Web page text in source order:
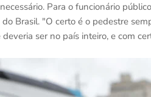
Para o funcionário
Brasil. "O certo é o pedestre
ser no país inteiro, e com